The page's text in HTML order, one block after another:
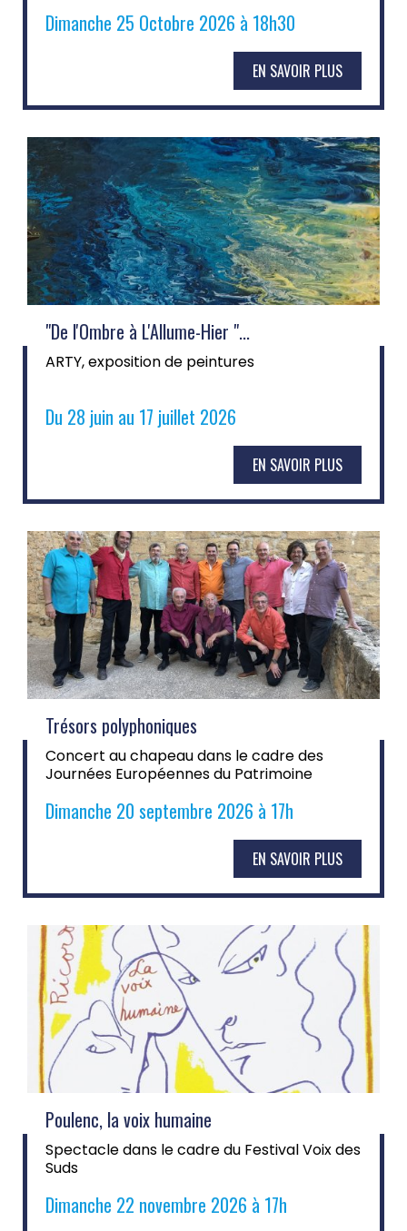
Dimanche 25 Octobre 2026 à 18h30
EN SAVOIR PLUS
"De l'Ombre à L'Allume-Hier "...
ARTY, exposition de peintures
Du 28 juin au 17 juillet 2026
EN SAVOIR PLUS
Trésors polyphoniques
Concert au chapeau dans le cadre des
Journées Européennes du Patrimoine
Dimanche 20 septembre 2026 à 17h
EN SAVOIR PLUS
Poulenc, la voix humaine
Spectacle dans le cadre du Festival Voix des
Suds
Dimanche 22 novembre 2026 à 17h